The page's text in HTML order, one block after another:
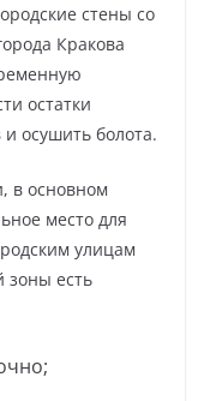
стены со
Кракова
остатки
осушить болота.
в основном
место для
улицам
зоны есть